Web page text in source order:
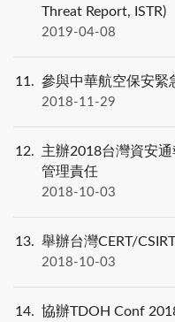
Threat Report, ISTR)
2019-04-08
11 參與中華航空保安緊
2018-11-29
12
主辦2018台灣資安
管理責任
2018-10-03
13 舉辦台灣CERT/
2018-10-03
14 協辦TDOH Conf